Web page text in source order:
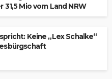
31,5 Mio vom Land NRW
Keine „Lex Schalke“